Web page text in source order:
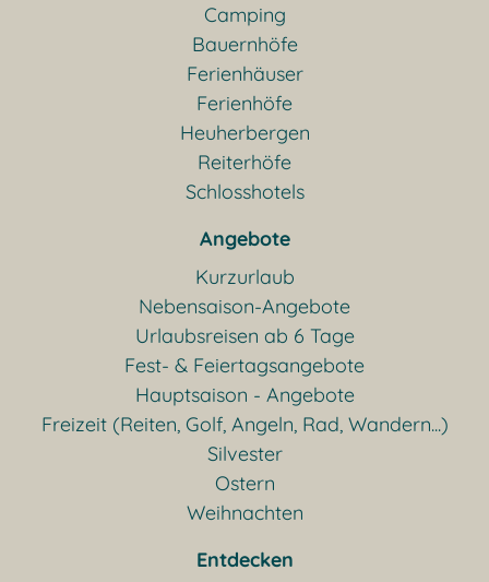
Camping
Bauernhöfe
Ferienhäuser
Ferienhöfe
Heuherbergen
Reiterhöfe
Schlosshotels
Angebote
Kurzurlaub
Nebensaison-Angebote
Urlaubsreisen ab 6 Tage
Fest- & Feiertagsangebote
Hauptsaison - Angebote
Freizeit (Reiten, Golf, Angeln, Rad, Wandern...)
Silvester
Ostern
Weihnachten
Entdecken